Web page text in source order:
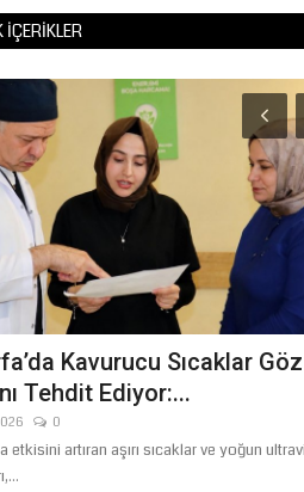
İÇERIKLER
Kavurucu Sıcaklar Göz
Tehdit Ediyor:...
0
etkisini artıran aşırı sıcaklar ve yoğun